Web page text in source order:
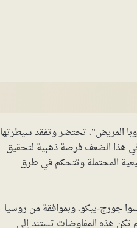
عُرفت بـ”رجل أوروبا المريض”، تحتضر وتفقد سيطرتها
في هذا الضعف فرصة ذهبية لتحقيق
المحتملة وتتحكم في طرق
جورج-بيكو، وبموافقة من روسيا
تكن هذه المفاوضات تستند إلى